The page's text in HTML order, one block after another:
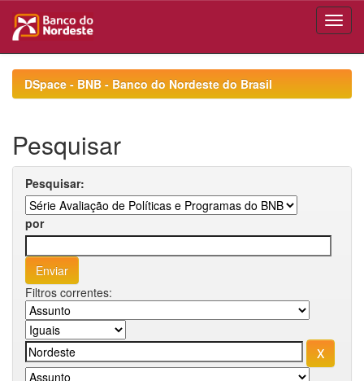
navigationDSpace - BNB - Banco do Nordeste do Brasil
Pesquisar
Pesquisar:
por
Filtros correntes: